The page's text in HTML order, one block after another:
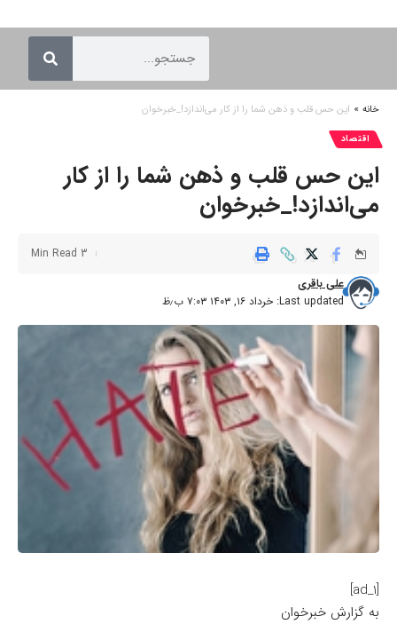
خانه » این حس قلب و ذهن شما را از کار می‌اندازد!_خبرخوان
اقتصاد
این حس قلب و ذهن شما را از کار
می‌اندازد!_خبرخوان
Last updated: خرداد ۱۶, ۱۴۰۳ ۷:۰۳ ب٫ظ
علی باقری
3 Min Read
[ad_1]
به گزارش خبرخوان